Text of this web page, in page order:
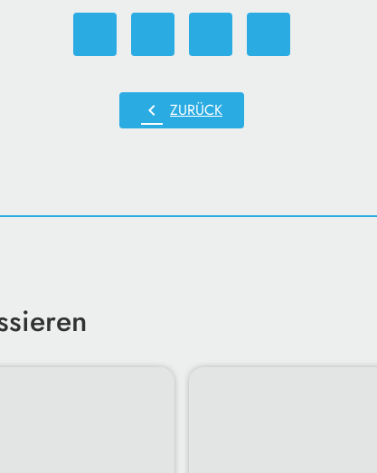
chevron_left ZURÜCK